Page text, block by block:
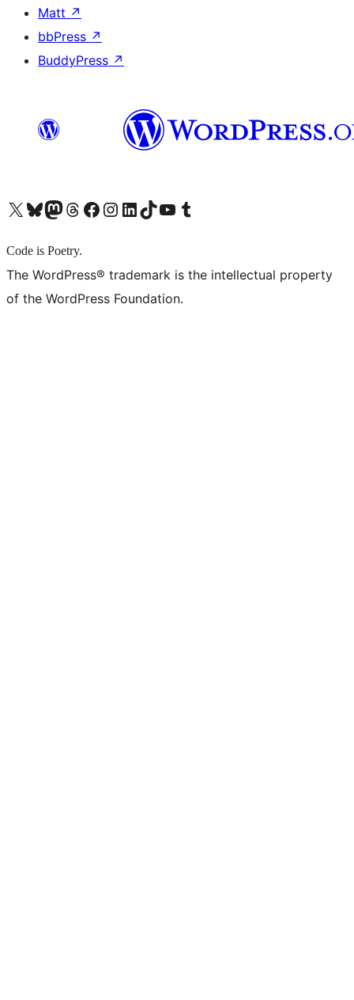
Matt ↗
bbPress ↗
BuddyPress ↗
X (旧 Twitter) アカウントへBluesky アカウントへMastodon アカウントへThreads アカウントへ Facebook ページへInstagram アカウントへ LinkedIn アカウントへTikTok アカウントへYouTube チャンネルへ Tumblr アカウントへ
Code is Poetry.
The WordPress® trademark is the intellectual property
of the WordPress Foundation.